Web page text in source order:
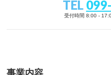
TEL
受付時間 8:00 -